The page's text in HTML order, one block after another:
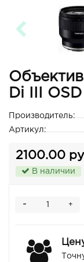
Di III
Производитель:
Артикул:
2100.00
В наличии
+
-